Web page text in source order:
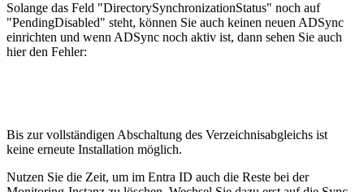
Solange das Feld "DirectorySynchronizationStatus" noch auf
"PendingDisabled" steht, können Sie auch keinen neuen ADSync
einrichten und wenn ADSync noch aktiv ist, dann sehen Sie auch
hier den Fehler:
Bis zur vollständigen Abschaltung des Verzeichnisabgleichs ist
keine erneute Installation möglich.
Nutzen Sie die Zeit, um im Entra ID auch die Reste bei der